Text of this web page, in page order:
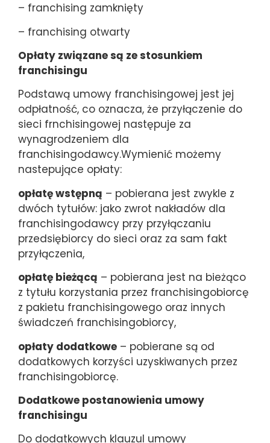
– franchising zamknięty
– franchising otwarty
Opłaty związane są ze stosunkiem
franchisingu
Podstawą umowy franchisingowej jest jej
odpłatność, co oznacza, że przyłączenie do
sieci frnchisingowej następuje za
wynagrodzeniem dla
franchisingodawcy.Wymienić możemy
nastepujące opłaty:
opłatę wstępną – pobierana jest zwykle z
dwóch tytułów: jako zwrot nakładów dla
franchisingodawcy przy przyłączaniu
przedsiębiorcy do sieci oraz za sam fakt
przyłączenia,
opłatę bieżącą – pobierana jest na bieżąco
z tytułu korzystania przez franchisingobiorcę
z pakietu franchisingowego oraz innych
świadczeń franchisingobiorcy,
opłaty dodatkowe – pobierane są od
dodatkowych korzyści uzyskiwanych przez
franchisingobiorcę.
Dodatkowe postanowienia umowy
franchisingu
Do dodatkowych klauzul umowy